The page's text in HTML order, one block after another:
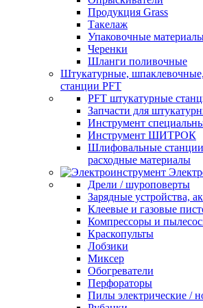
Продукция Grass
Такелаж
Упаковочные
Черенки
Шланги поливочные
Штукатурные,
станции PFT
PFT штукатурные
Запчасти для
Инструмент
Инструмент ШИТРОК
Шлифовальные
расходные материалы
Дрели / шуроповерты
Зарядные устройства,
Клеевые и газовые
Компрессоры и
Краскопульты
Лобзики
Миксер
Обогреватели
Перфораторы
Пилы электрические /